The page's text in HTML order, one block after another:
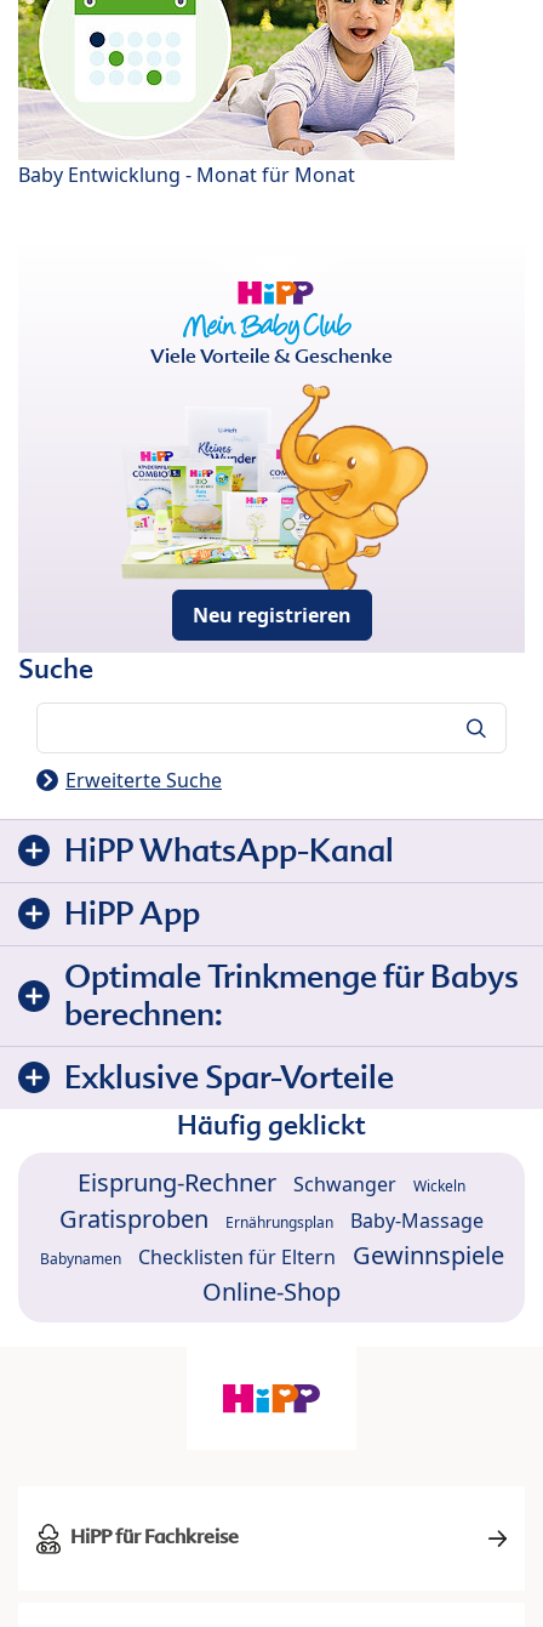
Baby Entwicklung - Monat für Monat
Viele Vorteile & Geschenke
Neu registrieren
Suche
Erweiterte Suche
HiPP WhatsApp-Kanal
HiPP App
Optimale Trinkmenge für Babys
berechnen:
Exklusive Spar-Vorteile
Häufig geklickt
Eisprung-Rechner Schwanger Wickeln
Gratisproben Ernährungsplan Baby-Massage
Babynamen Checklisten für Eltern
Gewinnspiele
Online-Shop
HiPP für Fachkreise